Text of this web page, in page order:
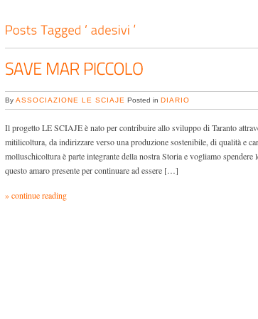
ByASSOCIAZIONE LE SCIAJE Posted inDIARIO
Il progetto LE SCIAJE è nato per contribuire allo sviluppo di Taranto
mitilicoltura, da indirizzare verso una produzione sostenibile, di qualità e
molluschicoltura è parte integrante della nostra Storia e vogliamo spendere
questo amaro presente per continuare ad essere […]
» continue reading